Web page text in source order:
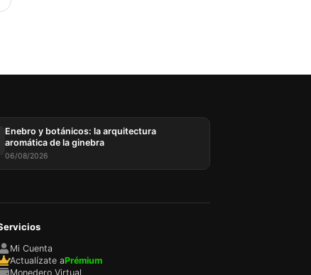
Enebro y botánicos: la arquitectura
aromática de la ginebra
06/08/2026
Mi Cuenta
Actualízate aPrémium
Monedero Virtual